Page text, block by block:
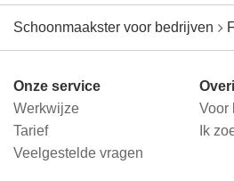
Schoonmaakster voor bedrijven
Onze service
Werkwijze
Tarief
Veelgestelde vragen
Voor
Ik